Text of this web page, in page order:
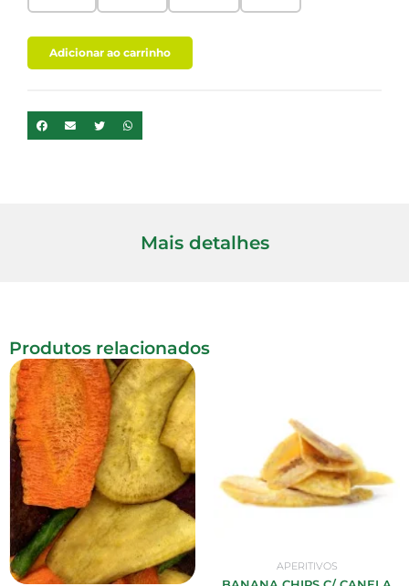
Adicionar ao carrinho
Mais detalhes
Produtos relacionados
APERITIVOS